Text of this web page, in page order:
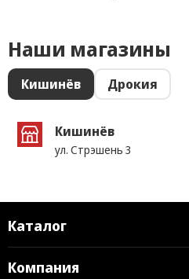
Наши магазины
Кишинёв Дрокия
Кишинёв
ул. Стрэшень 3
Каталог
Компания